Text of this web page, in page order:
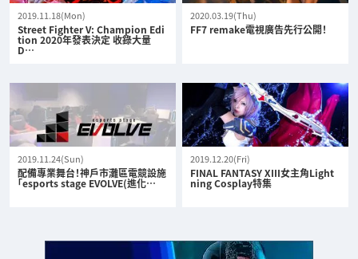
2019.11.18(Mon)
Street Fighter V: Champion Edi
tion 2020年發表決定 收錄大量
D…
2020.03.19(Thu)
FF7 remake電視廣告先行公開！
2019.11.24(Sun)
配備專業舞台！神戶市灘區電競設施
「esports stage EVOLVE(進化…
2019.12.20(Fri)
FINAL FANTASY XIII女主角Light
ning Cosplay特集